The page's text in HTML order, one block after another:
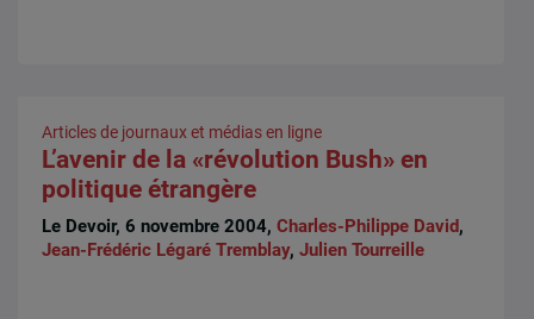
Articles de journaux et médias en ligne
L’avenir de la «révolution Bush» en
politique étrangère
Le Devoir, 6 novembre 2004,Charles-Philippe David,
Jean-Frédéric Légaré Tremblay,Julien Tourreille